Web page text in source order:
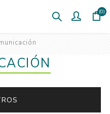
(0)